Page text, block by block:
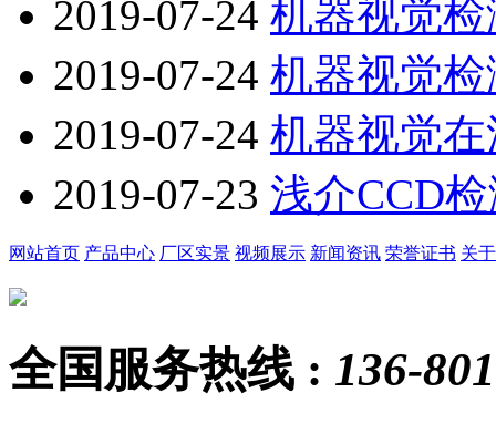
2019-07-24 机器视觉
2019-07-24 机器视觉
2019-07-24 机器视觉
2019-07-23 浅介CCD
网站首页 产品中心 厂区实景 视频展示 新闻资讯 荣誉证书 关
全国服务热线 : 136-